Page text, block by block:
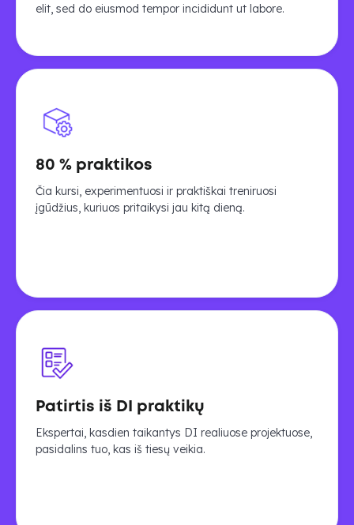
elit, sed do eiusmod tempor incididunt ut labore.
80 % praktikos
Čia kursi, experimentuosi ir praktiškai treniruosi
įgūdžius, kuriuos pritaikysi jau kitą dieną.
Patirtis iš DI praktikų
Ekspertai, kasdien taikantys DI realiuose projektuose,
pasidalins tuo, kas iš tiesų veikia.